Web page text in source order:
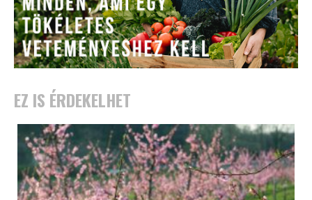
EZ IS ÉRDEKELHET